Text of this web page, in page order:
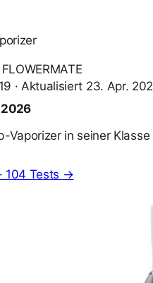
FLOWERMATE
· Aktualisiert 23. Apr.
2026
Vaporizer in seiner
104 Tests →